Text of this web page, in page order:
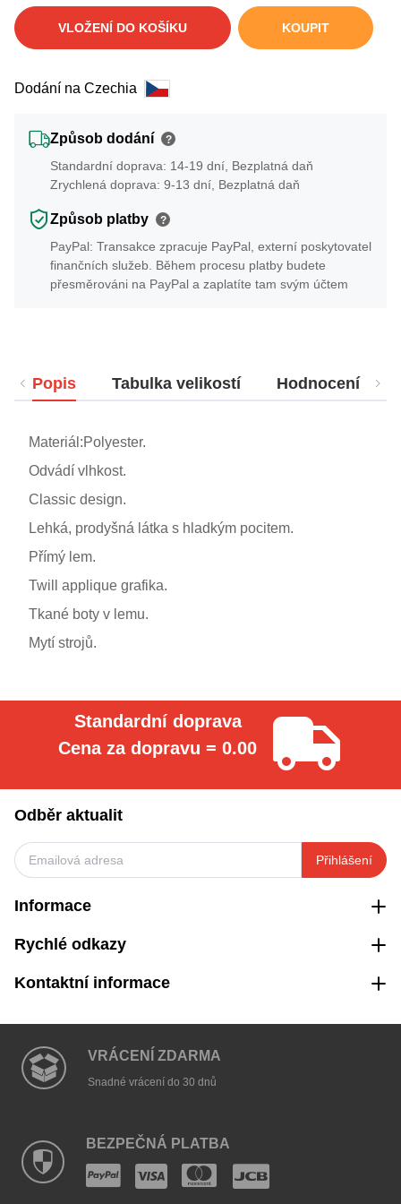
VLOŽENÍ DO KOŠÍKU KOUPIT
Dodání na Czechia
Způsob dodání ?
Standardní doprava: 14-19 dní, Bezplatná daň
Zrychlená doprava: 9-13 dní, Bezplatná daň
Způsob platby ?
PayPal: Transakce zpracuje PayPal, externí poskytovatel
finančních služeb. Během procesu platby budete
přesměrováni na PayPal a zaplatíte tam svým účtem
Popis Tabulka velikostí Hodnocení
Materiál:Polyester.
Odvádí vlhkost.
Classic design.
Lehká, prodyšná látka s hladkým pocitem.
Přímý lem.
Twill applique grafika.
Tkané boty v lemu.
Mytí strojů.
Standardní doprava
Cena za dopravu = 0.00
Odběr aktualit
Přihlášení
Informace
Rychlé odkazy
Kontaktní informace
VRÁCENÍ ZDARMA
Snadné vrácení do 30 dnů
BEZPEČNÁ PLATBA